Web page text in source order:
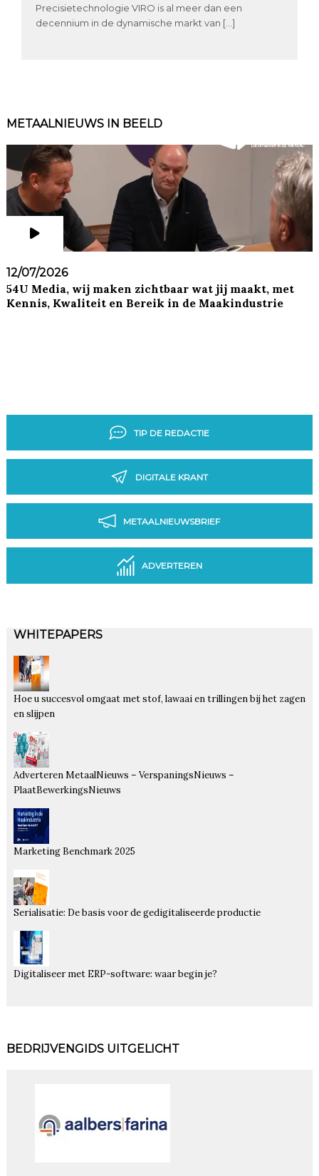
Precisietechnologie VIRO is al meer dan een
decennium in de dynamische markt van […]
METAALNIEUWS IN BEELD
12/07/2026
54U Media, wij maken zichtbaar wat jij maakt, met
Kennis, Kwaliteit en Bereik in de Maakindustrie
TIP DE REDACTIE
DIGITALE KRANT
METAALNIEUWSBRIEF
ADVERTEREN
WHITEPAPERS
Hoe u succesvol omgaat met stof, lawaai en trillingen bij het zagen
en slijpen
Adverteren MetaalNieuws – VerspaningsNieuws –
PlaatBewerkingsNieuws
Marketing Benchmark 2025
Serialisatie: De basis voor de gedigitaliseerde productie
Digitaliseer met ERP-software: waar begin je?
BEDRIJVENGIDS UITGELICHT